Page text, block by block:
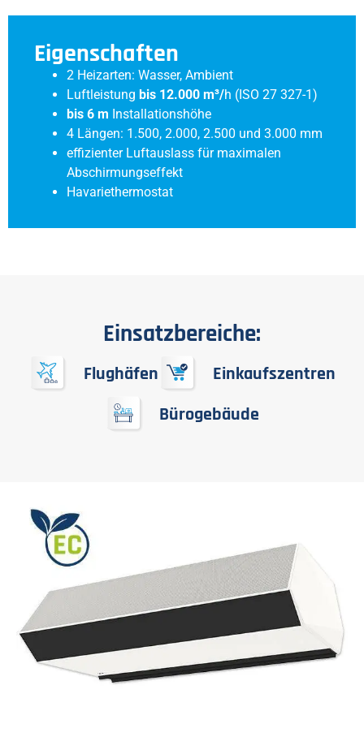
Eigenschaften
2 Heizarten: Wasser, Ambient
Luftleistung bis 12.000 m³/h (ISO 27 327-1)
bis 6 m Installationshöhe
4 Längen: 1.500, 2.000, 2.500 und 3.000 mm
effizienter Luftauslass für maximalen
Abschirmungseffekt
Havariethermostat
Einsatzbereiche:
Flughäfen
Einkaufszentren
Bürogebäude